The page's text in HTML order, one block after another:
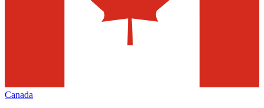
Canada